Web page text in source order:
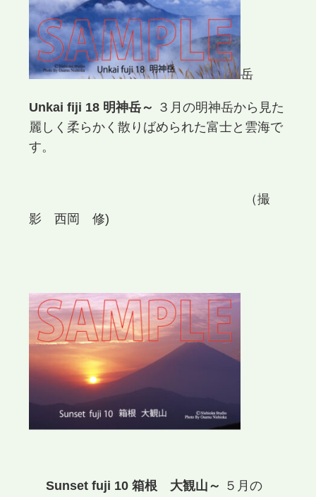
岳
Unkai fiji 18 明神岳～ ３月の明神岳から見た
麗しく柔らかく散りばめられた富士と雲海で
す。
（撮
影 西岡 修)
Sunset fuji 10 箱根 大観山～ ５月の